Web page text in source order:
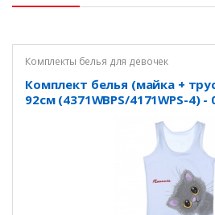
Комплекты белья для девочек
Комплект белья (майка +
92см (4371WBPS/4171WPS-4) -